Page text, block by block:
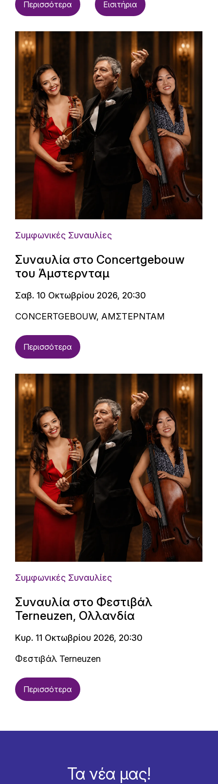
Περισσότερα Εισιτήρια
Συμφωνικές Συναυλίες
Συναυλία στο Concertgebouw
του Άμστερνταμ
Σαβ. 10 Οκτωβρίου 2026, 20:30
CONCERTGEBOUW, ΑΜΣΤΕΡΝΤΑΜ
Περισσότερα
Συμφωνικές Συναυλίες
Συναυλία στο Φεστιβάλ
Terneuzen, Ολλανδία
Κυρ. 11 Οκτωβρίου 2026, 20:30
Φεστιβάλ Terneuzen
Περισσότερα
Τα νέα μας!